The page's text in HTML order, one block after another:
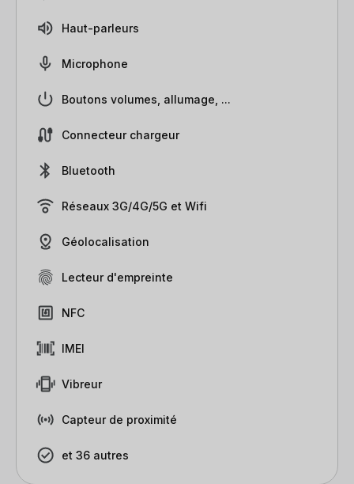
Haut-parleurs
Microphone
Boutons volumes, allumage, ...
Connecteur chargeur
Bluetooth
Réseaux 3G/4G/5G et Wifi
Géolocalisation
Lecteur d'empreinte
NFC
IMEI
Vibreur
Capteur de proximité
et 36 autres